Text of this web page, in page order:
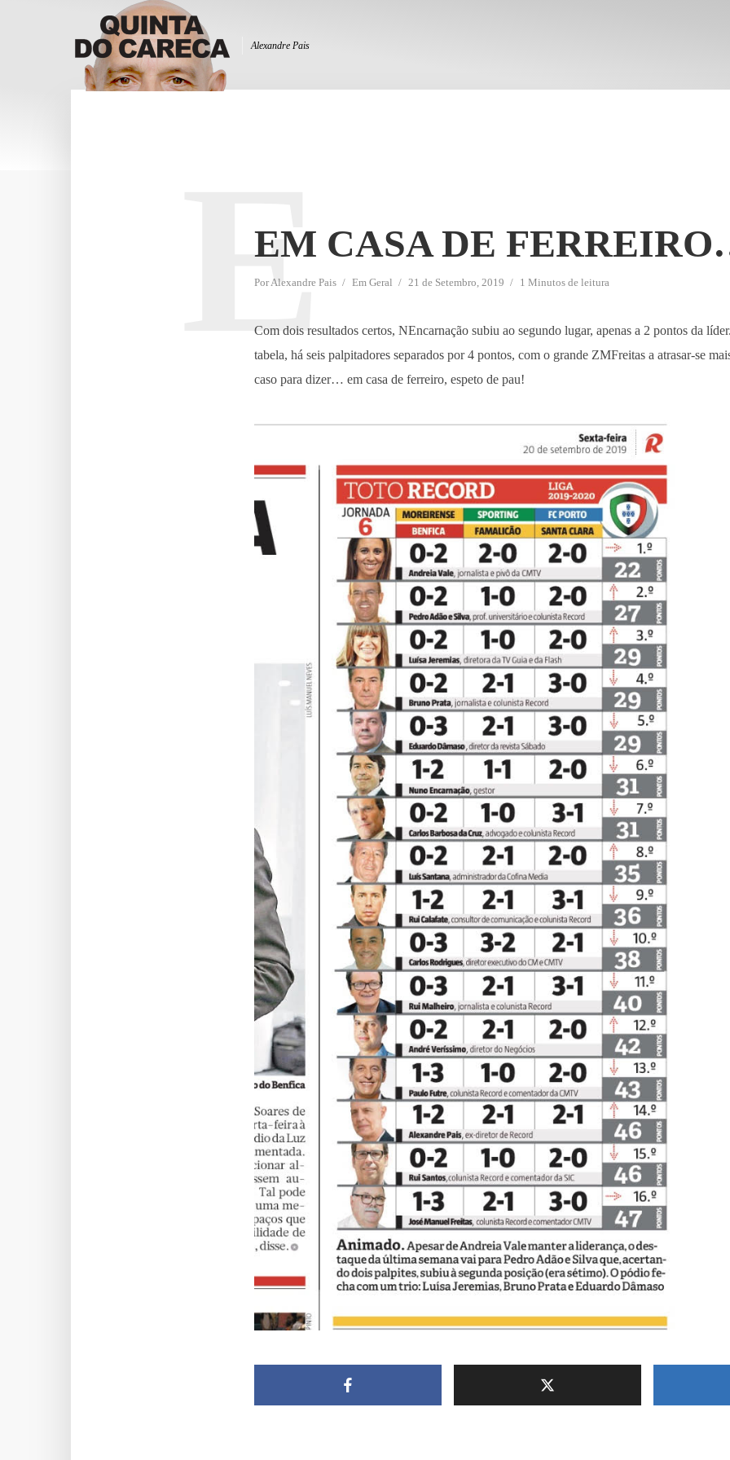
Alexandre Pais
EM CASA DE
PorAlexandre Pais Em Geral 21 de Setembro, 2019 1 Minutos de leitura
E
Com dois resultados certos, NEncarnação subiu ao segundo lugar, apenas a 2 pontos da
tabela, há seis palpitadores separados por 4 pontos, com o grande ZMFreitas a atrasar-se
caso para dizer… em casa de ferreiro, espeto de pau!